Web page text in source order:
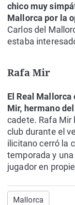
chico muy
Mallorca por la
Carlos del
estaba
Rafa Mir
El Real Mallorca
Mir, hermano
cadete. Rafa Mir
club durante el
ilicitano cerró la
temporada y
jugador en
Mallorca